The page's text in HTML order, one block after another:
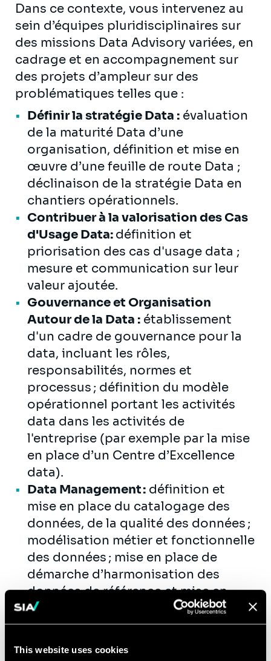
This website uses cookies
Dans ce contexte, vous intervenez au
sein d’équipes pluridisciplinaires sur
des missions Data Advisory variées, en
cadrage et en accompagnement sur
des projets d’ampleur sur des
problématiques telles que :
Définir la stratégie Data : évaluation
de la maturité Data d’une
organisation, définition et mise en
œuvre d’une feuille de route Data ;
déclinaison de la stratégie Data en
chantiers opérationnels.
Contribuer à la valorisation des Cas
d'Usage Data: définition et
priorisation des cas d'usage data ;
mesure et communication sur leur
valeur ajoutée.
Gouvernance et Organisation
Autour de la Data : établissement
d'un cadre de gouvernance pour la
data, incluant les rôles,
responsabilités, normes et
processus ; définition du modèle
opérationnel portant les activités
data dans les activités de
l'entreprise (par exemple par la mise
en place d’un Centre d’Excellence
data).
Data Management : définition et
mise en place du catalogage des
données, de la qualité des données ;
modélisation métier et fonctionnelle
des données ; mise en place de
démarche d’harmonisation des
données de référence et mise en
place de MDM ; pilotage des projets
associés.